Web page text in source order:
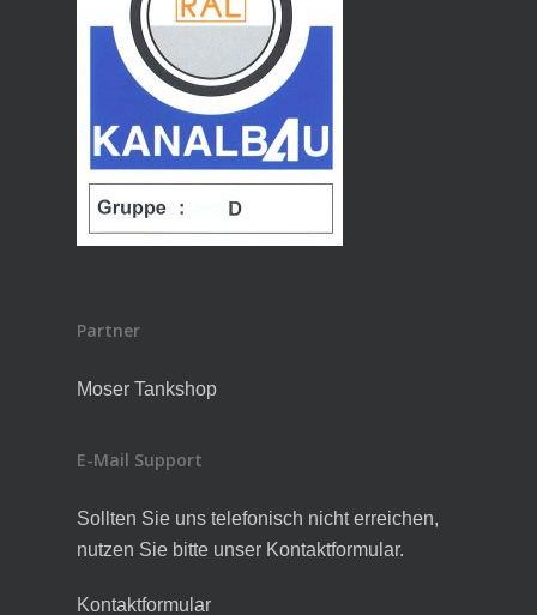
Partner
Moser Tankshop
E-Mail Support
Sollten Sie uns telefonisch nicht erreichen,
nutzen Sie bitte unser Kontaktformular.
Kontaktformular